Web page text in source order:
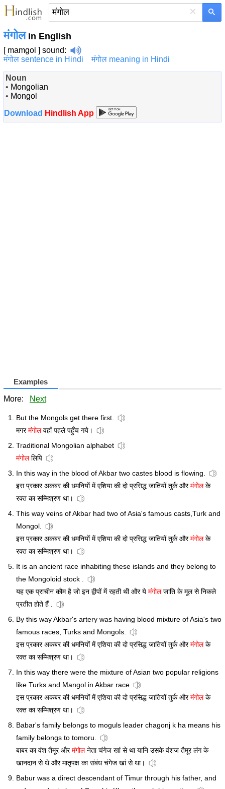
×
मंगोलin English
[ mamgol ] sound:
मंगोल sentence in Hindi
मंगोल meaning in Hindi
Noun
• Mongolian
• Mongol
Download Hindlish App
Examples
More: Next
But the Mongols get there first.
मगरमंगोलवहाँ पहले पहुँच गये।
Traditional Mongolian alphabet
मंगोललिपि
In this way in the blood of Akbar two castes blood is flowing.
इस प्रकार अकबर की धमनियों में एशिया की दो प्रसिद्ध जातियों तुर्क औरमंगोलके
रक्त का सम्मिश्रण था।
This way veins of Akbar had two of Asia's famous casts,Turk and
Mongol.
इस प्रकार अकबर की धमनियों में एशिया की दो प्रसिद्ध जातियों तुर्क औरमंगोलके
रक्त का सम्मिश्रण था।
It is an ancient race inhabiting these islands and they belong to
the Mongoloid stock .
यह एक प्राचीन कौम है जो इन द्वीपों में रहती थी और ये मंगोलजाति के मूल से निकले
प्रतीत होते हैं .
By this way Akbar's artery was having blood mixture of Asia's two
famous races, Turks and Mongols.
इस प्रकार अकबर की धमनियों में एशिया की दो प्रसिद्ध जातियों तुर्क औरमंगोलके
रक्त का सम्मिश्रण था।
In this way there were the mixture of Asian two popular religions
like Turks and Mangol in Akbar race
इस प्रकार अकबर की धमनियों में एशिया की दो प्रसिद्ध जातियों तुर्क औरमंगोलके
रक्त का सम्मिश्रण था।
Babar's family belongs to moguls leader chagonj k ha means his
family belongs to tomoru.
बाबर का वंश तैमूर औरमंगोलनेता चंगेज खां से था यानि उसके वंशज तैमूर लंग के
खानदान से थे और मातृपक्ष का संबंध चंगेज खां से था।
Babur was a direct descendant of Timur through his father, and